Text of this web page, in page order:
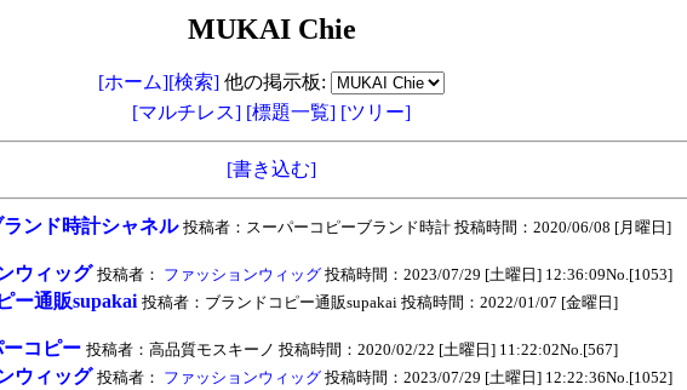
MUKAI Chie
[ホーム][検索] 他の掲示板:
[マルチレス] [標題一覧] [ツリー]
[書き込む]
ンド時計シャネル 投稿者：スーパーコピーブランド時計 投稿時間：2020/06/08 [月曜日]
ウィッグ 投稿者： ファッションウィッグ 投稿時間：2023/07/29 [土曜日] 12:36:09No.[1053]
ー通販supakai 投稿者：ブランドコピー通販supakai 投稿時間：2022/01/07 [金曜日]
コピー 投稿者：高品質モスキーノ 投稿時間：2020/02/22 [土曜日] 11:22:02No.[567]
ウィッグ 投稿者： ファッションウィッグ 投稿時間：2023/07/29 [土曜日] 12:22:36No.[1052]